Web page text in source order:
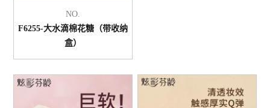
NO.
F6255-大水滴棉花糖（带收纳
盒）